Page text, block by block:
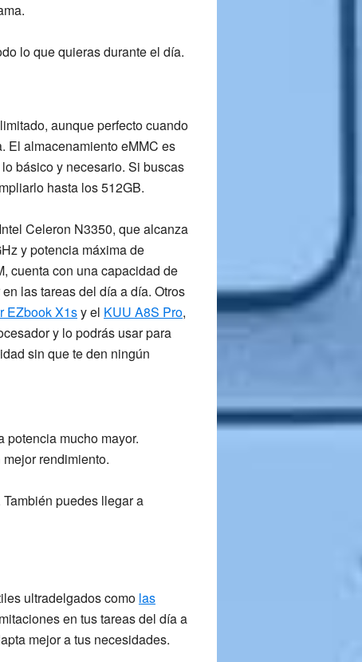
lo que quieras durante el día.
aunque perfecto cuando
El almacenamientoeMMC es
básico y necesario. Si buscas
hasta los 512GB.
Intel Celeron N3350, que alcanza
y potencia máxima de
cuenta con una capacidad de
las tareas del día a día. Otros
EZbook X1sy el KUU A8S Pro,
y lo podrás usar para
sin que te den ningún
potencia mucho mayor.
rendimiento.
puedes llegar a
ultradelgados como las
en tus tareas del día a
mejor a tus necesidades.